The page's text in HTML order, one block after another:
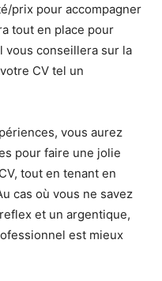
prix pour accompagner
tout en place pour
vous conseillera sur la
CV tel un
vous aurez
pour faire une jolie
tout en tenant en
cas où vous ne savez
et un argentique,
est mieux